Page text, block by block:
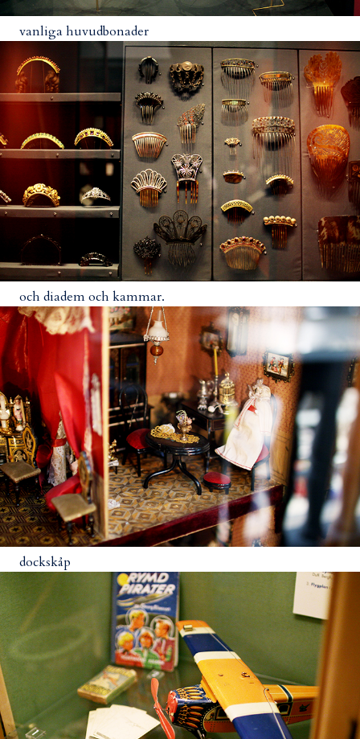
vanliga huvudbonader
och diadem och kammar.
dockskåp